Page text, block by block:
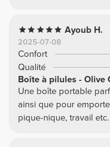
Ayoub H.
2025-07-08
Confort
Qualité
Boîte à pilules - Olive
Une boîte portable
ainsi que pour
pique-nique, travail